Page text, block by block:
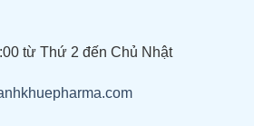
từ Thứ 2 đến Chủ Nhật